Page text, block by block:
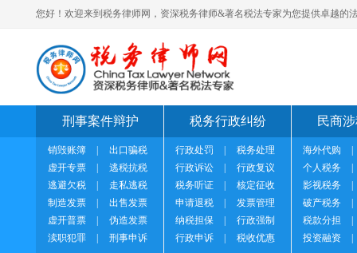
您好！欢迎来到税务律师网，资深税务律师&著名税法专家为您提供卓越的
刑事案件辩护
销毁账簿
出口骗税
虚开专票
逃税抗税
逃避欠税
走私逃税
制造发票
出售发票
虚开普票
伪造发票
渎职犯罪
刑事申诉
税务行政纠纷
行政处罚
税务处理
行政诉讼
行政复议
税务听证
核定征收
申请退税
发票管理
纳税担保
行政强制
行政申诉
税收优惠
民商
海外代购
个人税务
影视税务
破产税务
税款分担
投资融资